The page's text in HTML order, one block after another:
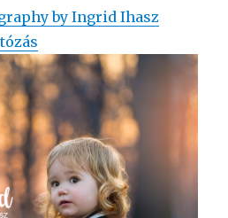
by Ingrid Ihasz